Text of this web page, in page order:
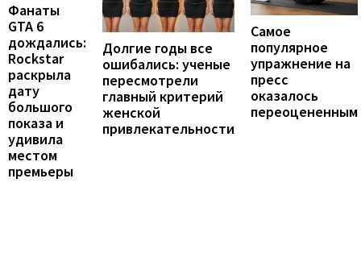
Фанаты
GTA 6
дождались:
Rockstar
раскрыла
дату
большого
показа и
удивила
местом
премьеры
Долгие годы все
ошибались: ученые
пересмотрели
главный критерий
женской
привлекательности
Самое
популярное
упражнение на
пресс
оказалось
переоцененным